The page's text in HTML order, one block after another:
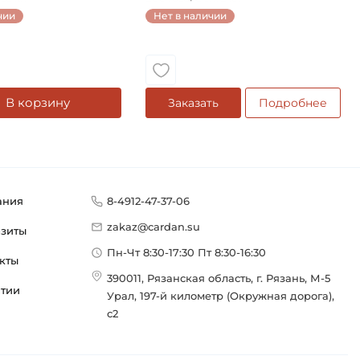
В корзину
Нет в наличии
Заказать Подробнее
8-4912-47-37-06
zakaz@cardan.su
Пн-Чт 8:30-17:30 Пт 8:30-16:30
390011, Рязанская область, г. Рязань, М-5
Урал, 197-й километр (Окружная дорога),
с2